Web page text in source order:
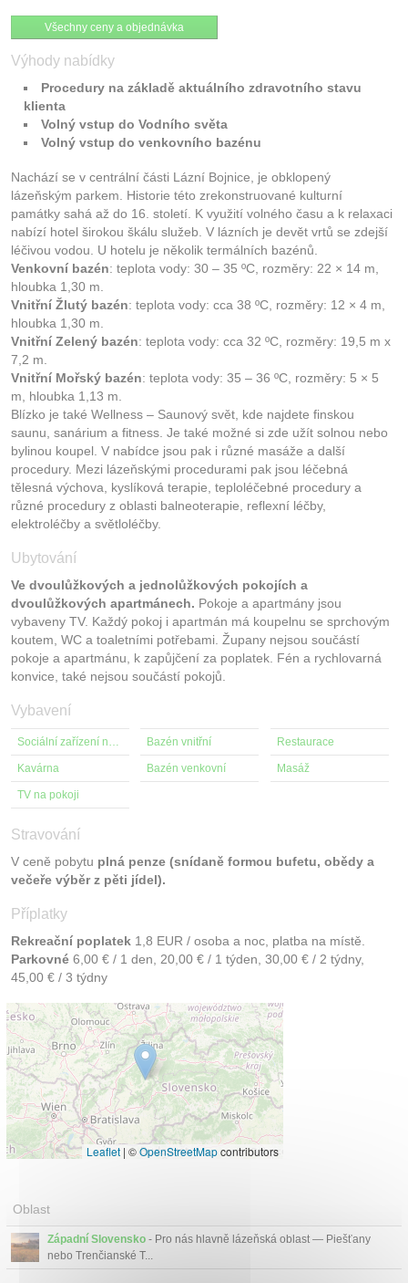
Všechny ceny a objednávka
Výhody nabídky
Procedury na základě aktuálního zdravotního stavu
klienta
Volný vstup do Vodního světa
Volný vstup do venkovního bazénu
Nachází se v centrální části Lázní Bojnice, je obklopený
lázeňským parkem. Historie této zrekonstruované kulturní
památky sahá až do 16. století. K využití volného času a k relaxaci
nabízí hotel širokou škálu služeb. V lázních je devět vrtů se zdejší
léčivou vodou. U hotelu je několik termálních bazénů.
Venkovní bazén: teplota vody: 30 – 35 ºC, rozměry: 22 × 14 m,
hloubka 1,30 m.
Vnitřní Žlutý bazén: teplota vody: cca 38 ºC, rozměry: 12 × 4 m,
hloubka 1,30 m.
Vnitřní Zelený bazén: teplota vody: cca 32 ºC, rozměry: 19,5 m x
7,2 m.
Vnitřní Mořský bazén: teplota vody: 35 – 36 ºC, rozměry: 5 × 5
m, hloubka 1,13 m.
Blízko je také Wellness – Saunový svět, kde najdete finskou
saunu, sanárium a fitness. Je také možné si zde užít solnou nebo
bylinou koupel. V nabídce jsou pak i různé masáže a další
procedury. Mezi lázeňskými procedurami pak jsou léčebná
tělesná výchova, kyslíková terapie, teploléčebné procedury a
různé procedury z oblasti balneoterapie, reflexní léčby,
elektroléčby a světloléčby.
Ubytování
Ve dvoulůžkových a jednolůžkových pokojích a
dvoulůžkových apartmánech. Pokoje a apartmány jsou
vybaveny TV. Každý pokoj i apartmán má koupelnu se sprchovým
koutem, WC a toaletními potřebami. Župany nejsou součástí
pokoje a apartmánu, k zapůjčení za poplatek. Fén a rychlovarná
konvice, také nejsou součástí pokojů.
Vybavení
Sociální zařízení na pokoji Bazén vnitřní Restaurace
Kavárna Bazén venkovní Masáž
TV na pokoji
Stravování
V ceně pobytu plná penze (snídaně formou bufetu, obědy a
večeře výběr z pěti jídel).
Příplatky
Rekreační poplatek 1,8 EUR / osoba a noc, platba na místě.
Parkovné 6,00 € / 1 den, 20,00 € / 1 týden, 30,00 € / 2 týdny,
45,00 € / 3 týdny
Leaflet | ©OpenStreetMapcontributors
Oblast
Západní Slovensko - Pro nás hlavně lázeňská oblast — Piešťany
nebo Trenčianské T...